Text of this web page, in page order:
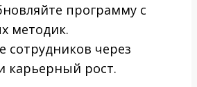
программу с
методик.
сотрудников через
карьерный рост.